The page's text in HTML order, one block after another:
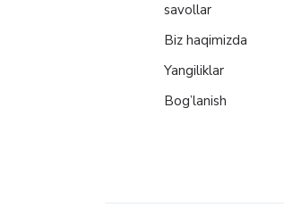
savollar
Biz haqimizda
Yangiliklar
Bog’lanish